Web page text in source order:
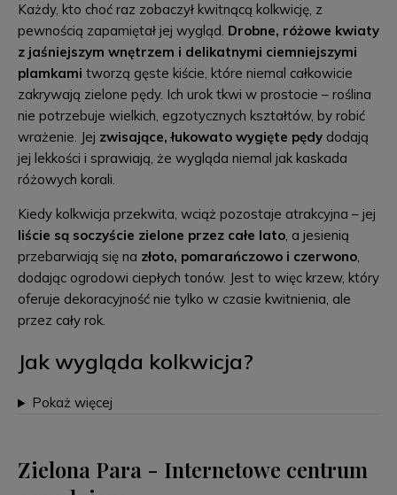
Każdy, kto choć raz zobaczył kwitnącą kolkwicję, z
pewnością zapamiętał jej wygląd. Drobne, różowe kwiaty
z jaśniejszym wnętrzem i delikatnymi ciemniejszymi
plamkami tworzą gęste kiście, które niemal całkowicie
zakrywają zielone pędy. Ich urok tkwi w prostocie – roślina
nie potrzebuje wielkich, egzotycznych kształtów, by robić
wrażenie. Jej zwisające, łukowato wygięte pędy dodają
jej lekkości i sprawiają, że wygląda niemal jak kaskada
różowych korali.
Kiedy kolkwicja przekwita, wciąż pozostaje atrakcyjna – jej
liście są soczyście zielone przez całe lato , a jesienią
przebarwiają się na złoto, pomarańczowo i czerwono
dodając ogrodowi ciepłych tonów. Jest to więc krzew, który
oferuje dekoracyjność nie tylko w czasie kwitnienia, ale
przez cały rok.
Jak wygląda kolkwicja?
Pokaż więcej
Zielona Para - Internetowe centrum